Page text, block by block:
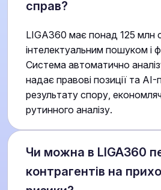
справ?
LIGA360 має понад 125 млн
інтелектуальним пошуком і
Система автоматично
надає правові позиції та AI-
результату спору,
рутинного аналізу.
Чи можна в LIGA360
контрагентів на